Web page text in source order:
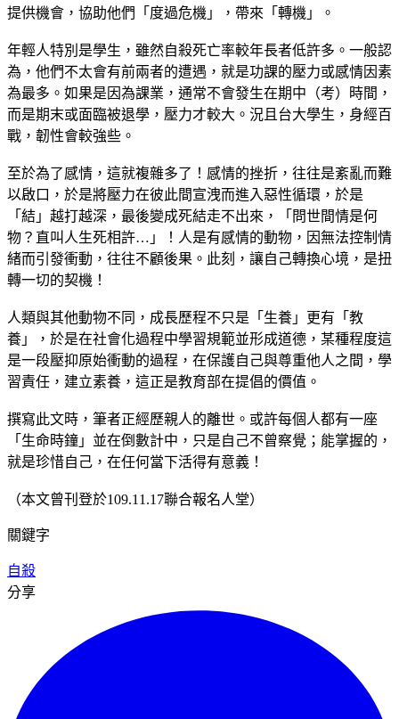
提供機會，協助他們「度過危機」，帶來「轉機」。
年輕人特別是學生，雖然自殺死亡率較年長者低許多。一般認
為，他們不太會有前兩者的遭遇，就是功課的壓力或感情因素
為最多。如果是因為課業，通常不會發生在期中（考）時間，
而是期末或面臨被退學，壓力才較大。況且台大學生，身經百
戰，韌性會較強些。
至於為了感情，這就複雜多了！感情的挫折，往往是紊亂而難
以啟口，於是將壓力在彼此間宣洩而進入惡性循環，於是
「結」越打越深，最後變成死結走不出來，「問世間情是何
物？直叫人生死相許…」！人是有感情的動物，因無法控制情
緒而引發衝動，往往不顧後果。此刻，讓自己轉換心境，是扭
轉一切的契機！
人類與其他動物不同，成長歷程不只是「生養」更有「教
養」，於是在社會化過程中學習規範並形成道德，某種程度這
是一段壓抑原始衝動的過程，在保護自己與尊重他人之間，學
習責任，建立素養，這正是教育部在提倡的價值。
撰寫此文時，筆者正經歷親人的離世。或許每個人都有一座
「生命時鐘」並在倒數計中，只是自己不曾察覺；能掌握的，
就是珍惜自己，在任何當下活得有意義！
（本文曾刊登於109.11.17聯合報名人堂）
關鍵字
自殺
分享